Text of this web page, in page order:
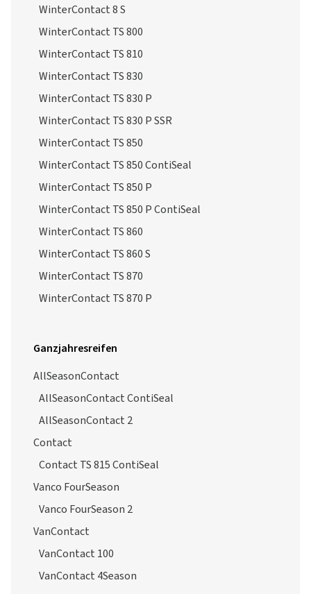
WinterContact 8 S
WinterContact TS 800
WinterContact TS 810
WinterContact TS 830
WinterContact TS 830 P
WinterContact TS 830 P SSR
WinterContact TS 850
WinterContact TS 850 ContiSeal
WinterContact TS 850 P
WinterContact TS 850 P ContiSeal
WinterContact TS 860
WinterContact TS 860 S
WinterContact TS 870
WinterContact TS 870 P
Ganzjahresreifen
AllSeasonContact
AllSeasonContact ContiSeal
AllSeasonContact 2
Contact
Contact TS 815 ContiSeal
Vanco FourSeason
Vanco FourSeason 2
VanContact
VanContact 100
VanContact 4Season